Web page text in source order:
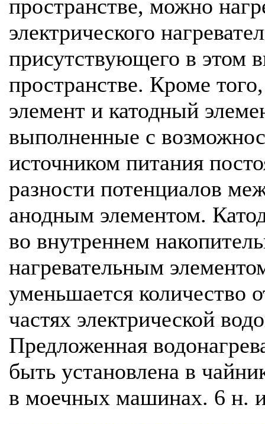
пространстве, можно
электрического
присутствующего в этом
пространстве. Кроме
элемент и катодный
выполненные с
источником питания
разности потенциалов
анодным элементом.
во внутреннем
нагревательным
уменьшается количество
частях электрической
Предложенная
быть установлена в
в моечных машинах. 6 н.